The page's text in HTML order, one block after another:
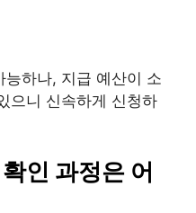
하나, 지급 예산이 소
으니 신속하게 신청하
인 과정은 어